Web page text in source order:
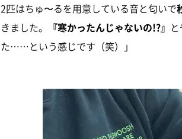
2匹はちゅ〜るを用意している音と匂いで
きました。
『寒かったんじゃないの!?』
た……という感じです（笑）」